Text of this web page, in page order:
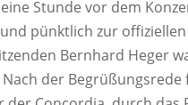
Stunde vor dem
pünktlich zur
Bernhard Heger
der